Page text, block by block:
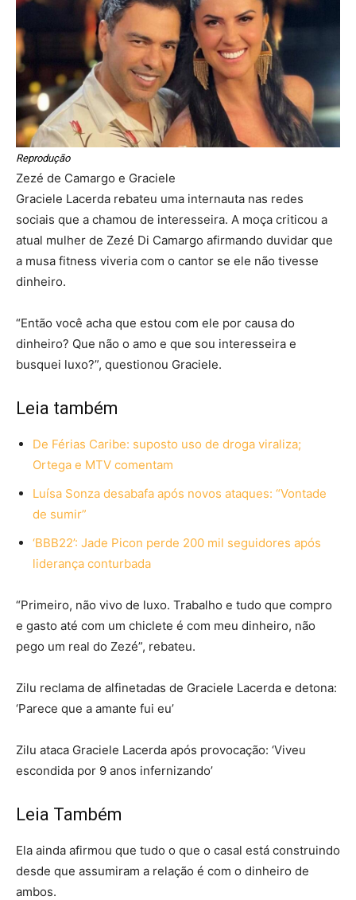
Reprodução
Zezé de Camargo e Graciele
Graciele Lacerda rebateu uma internauta nas redes
sociais que a chamou de interesseira. A moça criticou a
atual mulher de Zezé Di Camargo afirmando duvidar que
a musa fitness viveria com o cantor se ele não tivesse
dinheiro.
“Então você acha que estou com ele por causa do
dinheiro? Que não o amo e que sou interesseira e
busquei luxo?”, questionou Graciele.
Leia também
De Férias Caribe: suposto uso de droga viraliza;
Ortega e MTV comentam
Luísa Sonza desabafa após novos ataques: “Vontade
de sumir”
‘BBB22’: Jade Picon perde 200 mil seguidores após
liderança conturbada
“Primeiro, não vivo de luxo. Trabalho e tudo que compro
e gasto até com um chiclete é com meu dinheiro, não
pego um real do Zezé”, rebateu.
Zilu reclama de alfinetadas de Graciele Lacerda e detona:
‘Parece que a amante fui eu’
Zilu ataca Graciele Lacerda após provocação: ‘Viveu
escondida por 9 anos infernizando’
Leia Também
Ela ainda afirmou que tudo o que o casal está construindo
desde que assumiram a relação é com o dinheiro de
ambos.